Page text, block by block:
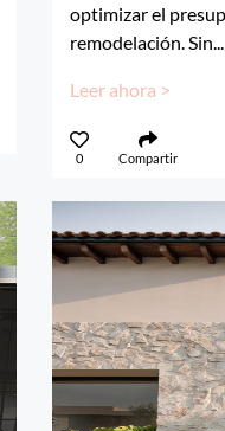
optimizar el
remodelación. Sin...
Leer ahora >
0 Compartir